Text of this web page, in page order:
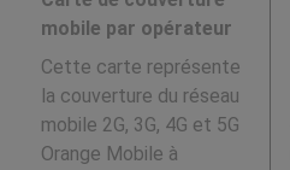
mobile par opérateur
Cette carte représente
la couverture du réseau
mobile 2G, 3G, 4G et 5G
Orange Mobile à